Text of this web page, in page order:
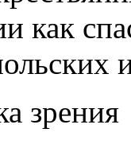
как
зрения